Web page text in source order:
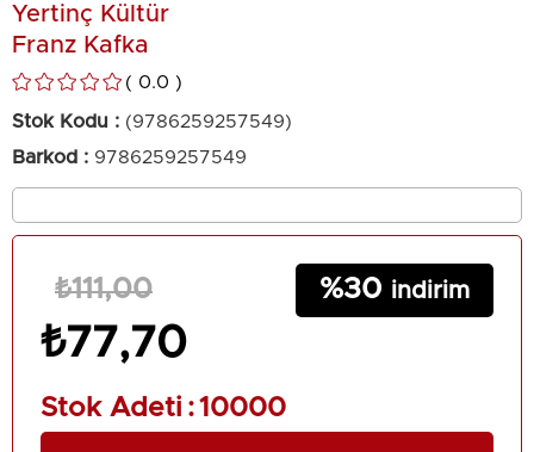
Yertinç Kültür
Franz Kafka
0.0
Stok Kodu
(9786259257549)
Barkod : 9786259257549
₺111,00
₺77,70
30
Stok Adeti :10000